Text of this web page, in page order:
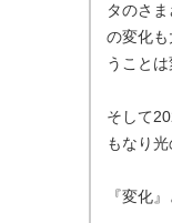
タのさ
の変化
うこと
そして
もなり
『変化